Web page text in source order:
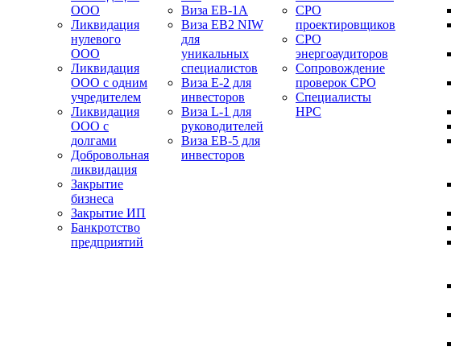
ООО
Ликвидация
нулевого
ООО
Ликвидация
ООО с одним
учредителем
Ликвидация
ООО с
долгами
Добровольная
ликвидация
Закрытие
бизнеса
Закрытие ИП
Банкротство
предприятий
Виза EB-1A
Виза EB2 NIW
для
уникальных
специалистов
Виза E-2 для
инвесторов
Виза L-1 для
руководителей
Виза EB-5 для
инвесторов
СРО
проектировщиков
СРО
энергоаудиторов
Сопровождение
проверок СРО
Специалисты
НРС